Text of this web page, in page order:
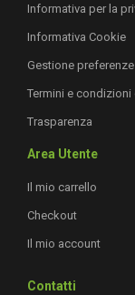
Informativa per la
Informativa Cookie
Gestione
Termini e condizioni
Trasparenza
Area Utente
Il mio carrello
Checkout
Il mio account
Contatti